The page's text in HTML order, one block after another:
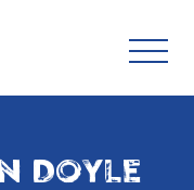
DOYLE